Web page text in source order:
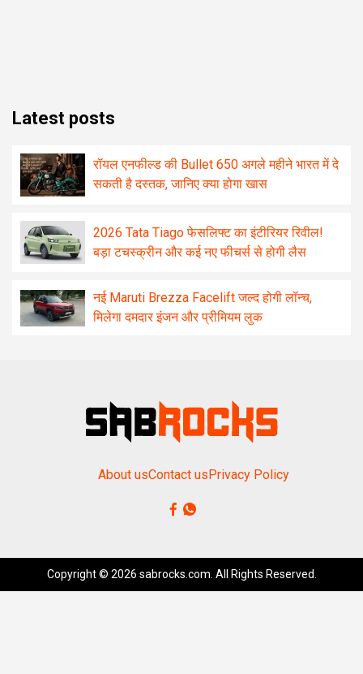
Latest posts
रॉयल एनफील्ड की Bullet 650 अगले महीने भारत में दे
सकती है दस्तक, जानिए क्या होगा खास
2026 Tata Tiago फेसलिफ्ट का इंटीरियर रिवील!
बड़ा टचस्क्रीन और कई नए फीचर्स से होगी लैस
नई Maruti Brezza Facelift जल्द होगी लॉन्च,
मिलेगा दमदार इंजन और प्रीमियम लुक
About usContact us Privacy Policy
Copyright © 2026 sabrocks.com. All Rights Reserved.